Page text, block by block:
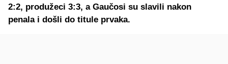
2:2, produžeci 3:3, a Gaučosi su slavili nakon
penala i došli do titule prvaka.